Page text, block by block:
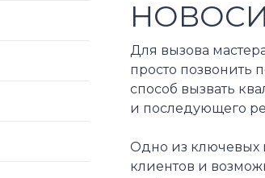
Для вызова
просто позвонить
способ вызвать
и последующего
Одно из ключевых
клиентов и